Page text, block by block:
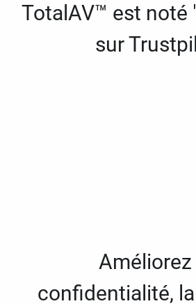
TotalAV™ est noté
sur
Améliorez
confidentialité,